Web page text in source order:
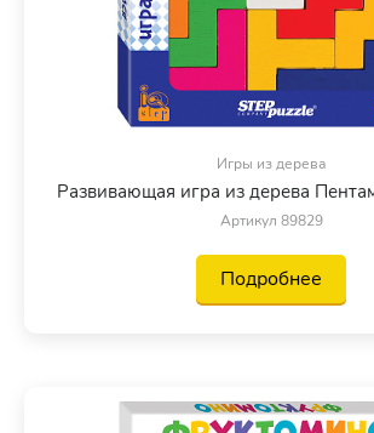
Игры из дерева
Развивающая игра из дерева
Артикул 89829
Подробнее